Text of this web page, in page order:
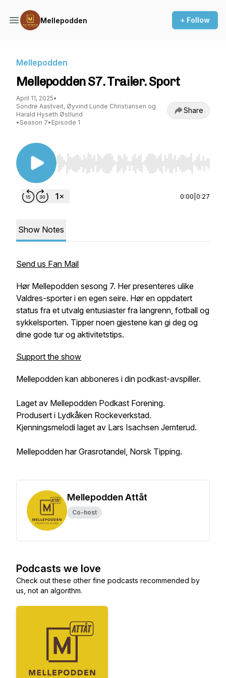
Mellepodden + Follow
Mellepodden
Mellepodden S7. Trailer. Sport
April 11, 2025•
Sondre Aastveit, Øyvind Lunde Christiansen og
Harald Hyseth Østlund
• Season 7• Episode 1
Share
Use Left/Right to seek, Home/End to jump to
0:00 0:27
Show Notes
Send us Fan Mail
Hør Mellepodden sesong 7. Her presenteres ulike
Valdres-sporter i en egen seire. Hør en oppdatert
status fra et utvalg entusiaster fra langrenn, fotball og
sykkelsporten. Tipper noen gjestene kan gi deg og
dine gode tur og aktivitetstips.
Support the show
Mellepodden kan abboneres i din podkast-avspiller.
Laget av Mellepodden Podkast Forening.
Produsert i Lydkåken Rockeverkstad.
Kjenningsmelodi laget av Lars Isachsen Jemterud.
Mellepodden har Grasrotandel, Norsk Tipping.
Mellepodden Attåt
Co-host
Podcasts we love
Check out these other fine podcasts recommended by
us, not an algorithm.